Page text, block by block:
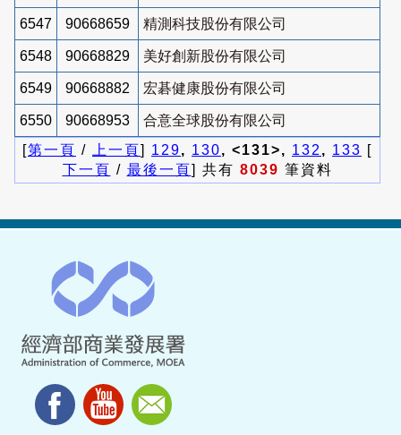
6547 90668659 精測科技股份有限公司
6548 90668829 美好創新股份有限公司
6549 90668882 宏碁健康股份有限公司
6550 90668953
合意全球股份有限公司
[第一頁 / 上一頁] 129, 130, <131>, 132 , 133 [
下一頁 / 最後一頁] 共有 8039 筆資料